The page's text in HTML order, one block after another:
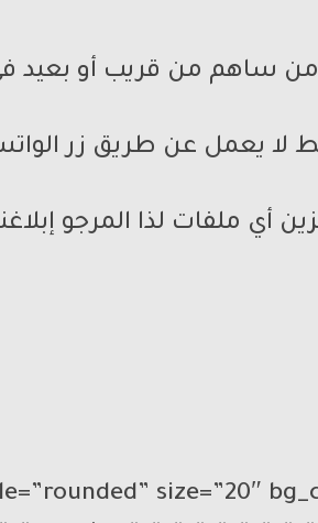
من ساهم من قريب أو بعيد
لا يعمل عن طريق زر
أي ملفات لذا المرجو
size=”20″